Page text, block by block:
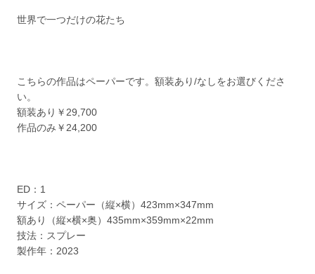
世界で一つだけの花たち
こちらの作品はペーパーです。額装あり/なしをお選びくださ
い。
額装あり￥29,700
作品のみ￥24,200
ED：1
サイズ：ペーパー（縦×横）423mm×347mm
額あり（縦×横×奥）435mm×359mm×22mm
技法：スプレー
製作年：2023